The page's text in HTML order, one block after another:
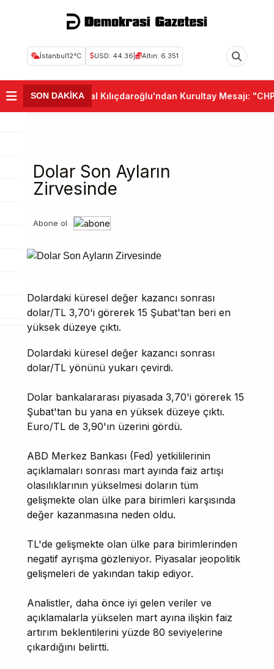
İstanbul12°C USD: 44.36 Altın: 6.351
SON DAKİKA
•Kemal Kılıçdaroğlu'ndan Kurultay Mesajı:
Dolar Son Ayların
Zirvesinde
Abone ol
Dolardaki küresel değer kazancı sonrası
dolar/TL 3,70'i görerek 15 Şubat'tan beri en
yüksek düzeye çıktı.
Dolardaki küresel değer kazancı sonrası
dolar/TL yönünü yukarı çevirdi.
Dolar bankalararası piyasada 3,70'i görerek 15
Şubat'tan bu yana en yüksek düzeye çıktı.
Euro/TL de 3,90'ın üzerini gördü.
ABD Merkez Bankası (Fed) yetkililerinin
açıklamaları sonrası mart ayında faiz artışı
olasılıklarının yükselmesi doların tüm
gelişmekte olan ülke para birimleri karşısında
değer kazanmasına neden oldu.
TL'de gelişmekte olan ülke para birimlerinden
negatif ayrışma gözleniyor. Piyasalar jeopolitik
gelişmeleri de yakından takip ediyor.
Analistler, daha önce iyi gelen veriler ve
açıklamalarla yükselen mart ayına ilişkin faiz
artırım beklentilerini yüzde 80 seviyelerine
çıkardığını belirtti.